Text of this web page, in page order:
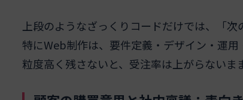
上段のようなざっくりコードだけでは、「
特にWeb制作は、要件定義・デザイン・運
粒度高く残さないと、受注率は上がらないま